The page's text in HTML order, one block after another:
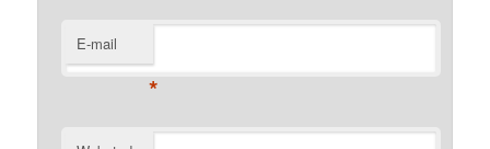
E-mail
*